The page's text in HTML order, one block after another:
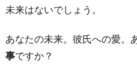
未来はないでしょう。
あなたの未来。彼氏への愛。
事ですか？